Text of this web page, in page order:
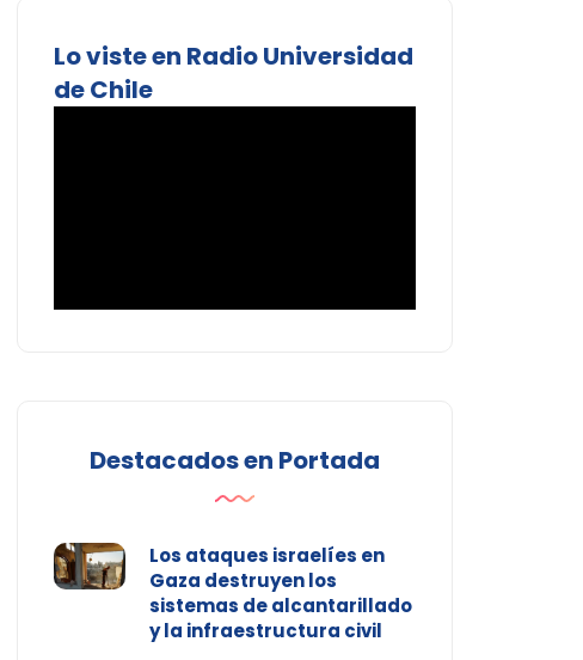
Lo viste en Radio Universidad
de Chile
Destacados en Portada
Los ataques israelíes en
Gaza destruyen los
sistemas de alcantarillado
y la infraestructura civil